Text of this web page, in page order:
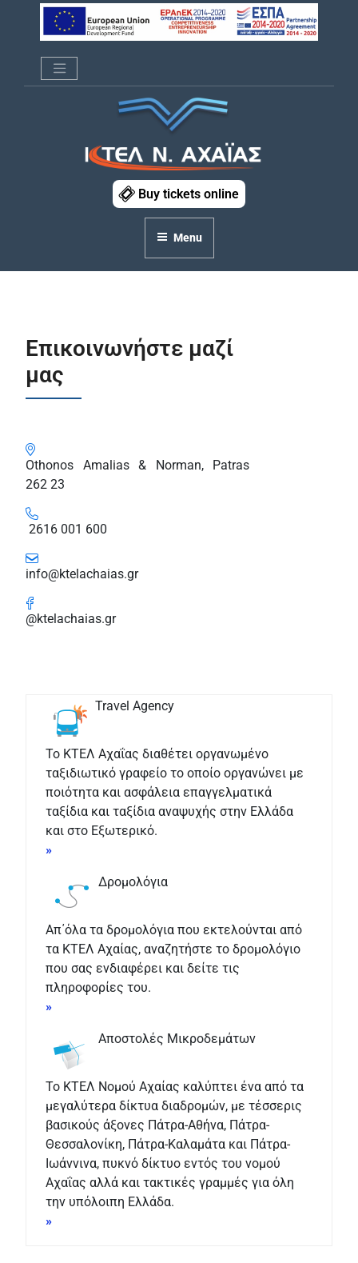
ΚΤΕΛ Ν. ΑΧΑΪΑΣBuy tickets online
Menu
Επικοινωνήστε μαζί
μας
Othonos Amalias & Norman, Patras
262 23
2616 001 600
info@ktelachaias.gr
@ktelachaias.gr
Travel Agency
Το ΚΤΕΛ Αχαΐας διαθέτει οργανωμένο
ταξιδιωτικό γραφείο το οποίο οργανώνει με
ποιότητα και ασφάλεια επαγγελματικά
ταξίδια και ταξίδια αναψυχής στην Ελλάδα
και στο Εξωτερικό.
»
Δρομολόγια
Απ΄όλα τα δρομολόγια που εκτελούνται από
τα ΚΤΕΛ Αχαίας, αναζητήστε το δρομολόγιο
που σας ενδιαφέρει και δείτε τις
πληροφορίες του.
»
Αποστολές Μικροδεμάτων
Το ΚΤΕΛ Νομού Αχαίας καλύπτει ένα από τα
μεγαλύτερα δίκτυα διαδρομών, με τέσσερις
βασικούς άξονες Πάτρα-Αθήνα, Πάτρα-
Θεσσαλονίκη, Πάτρα-Καλαμάτα και Πάτρα-
Ιωάννινα, πυκνό δίκτυο εντός του νομού
Αχαΐας αλλά και τακτικές γραμμές για όλη
την υπόλοιπη Ελλάδα.
»